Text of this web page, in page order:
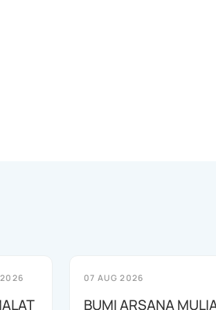
07 AUG 2026
BUMI ARSANA